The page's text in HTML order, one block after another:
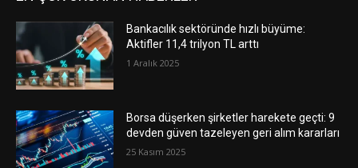
Bankacılık sektöründe hızlı büyüme:
Aktifler 11,4 trilyon TL arttı
1 Aralık 2025
Borsa düşerken şirketler harekete geçti: 9
devden güven tazeleyen geri alım kararları
25 Kasım 2025